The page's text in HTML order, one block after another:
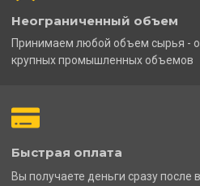
Неограниченный объем
Принимаем любой объем сырья -
крупных промышленных объемов
Быстрая оплата
Вы получаете деньги сразу после